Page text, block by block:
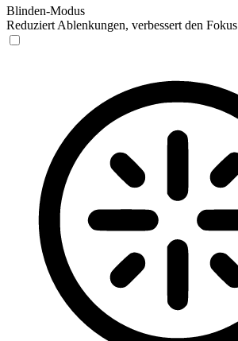
Blinden-Modus
Reduziert Ablenkungen, verbessert den Fokus